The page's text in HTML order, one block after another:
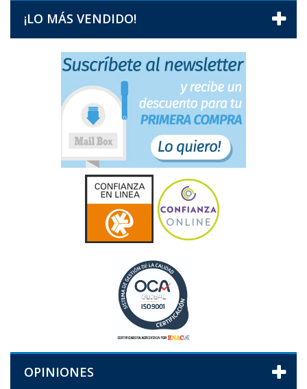
¡LO MÁS VENDIDO!
OPINIONES